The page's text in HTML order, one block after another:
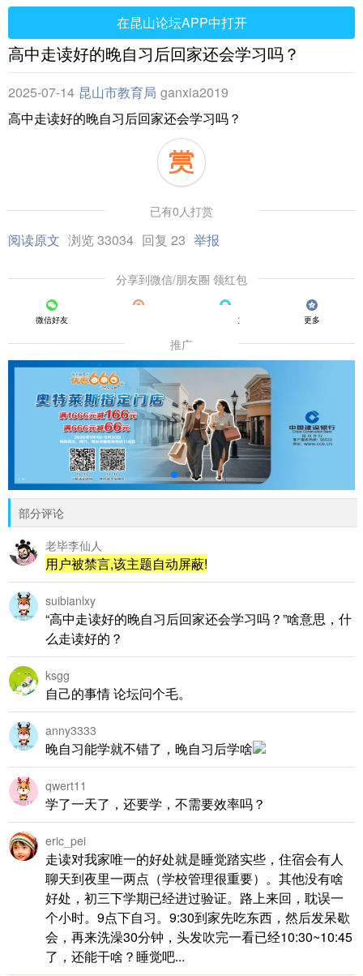
在昆山论坛APP中打开
高中走读好的晚自习后回家还会学习吗？
2025-07-14 昆山市教育局 ganxia2019
高中走读好的晚自习后回家还会学习吗？
已有0人打赏
阅读原文 浏览 33034 回复 23 举报
分享到微信/朋友圈 领红包
微信好友 QQ好友 更多
推广
部分评论
老毕李仙人
用户被禁言,该主题自动屏蔽!
suibianlxy
“高中走读好的晚自习后回家还会学习吗？”啥意思，什
么走读好的？
ksgg
自己的事情 论坛问个毛。
anny3333
晚自习能学就不错了，晚自习后学啥
qwert11
学了一天了，还要学，不需要效率吗？
eric_pei
走读对我家唯一的好处就是睡觉踏实些，住宿会有人
聊天到夜里一两点（学校管理很重要）。其他没有啥
好处，初三下学期已经进过验证。路上来回，耽误一
个小时。9点下自习。9:30到家先吃东西，然后发呆歇
会，再来洗澡30分钟，头发吹完一看已经10:30~10:45
了，还能干啥？睡觉吧...